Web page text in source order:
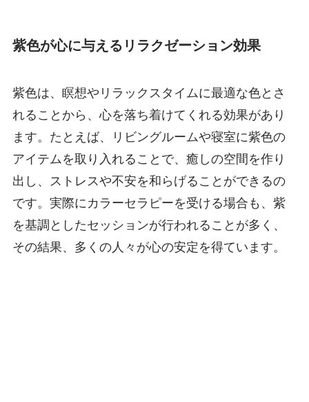
紫色が心に与えるリラクゼーション効果
紫色は、瞑想やリラックスタイムに最適な色とさ
れることから、心を落ち着けてくれる効果があり
ます。たとえば、リビングルームや寝室に紫色の
アイテムを取り入れることで、癒しの空間を作り
出し、ストレスや不安を和らげることができるの
です。実際にカラーセラピーを受ける場合も、紫
を基調としたセッションが行われることが多く、
その結果、多くの人々が心の安定を得ています。